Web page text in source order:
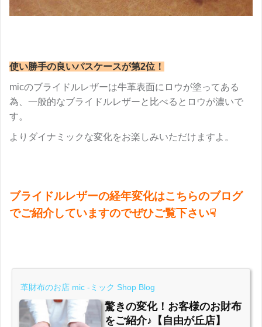
使い勝手の良いパスケースが第2位！
micのブライドルレザーは牛革表面にロウが塗ってある
為、一般的なブライドルレザーと比べるとロウが濃いで
す。
よりダイナミックな変化をお楽しみいただけますよ。
ブライドルレザーの経年変化はこちらのブログ
でご紹介していますのでぜひご覧下さい☟
革財布のお店 mic -ミック Shop Blog
驚きの変化！お客様のお財布
をご紹介♪【自由が丘店】